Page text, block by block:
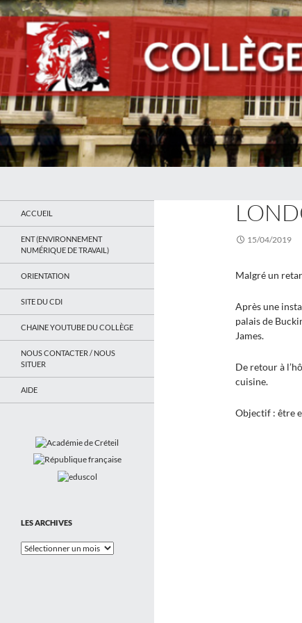
15/04/2019
Malgré un
Après une
palais de
James.
De retour à
cuisine.
Objectif : être
ACCUEIL
ENT (ENVIRONNEMENT
NUMÉRIQUE DE TRAVAIL)
ORIENTATION
SITE DU CDI
CHAINE YOUTUBE DU COLLÈGE
NOUS CONTACTER / NOUS
SITUER
AIDE
LES ARCHIVES
Les